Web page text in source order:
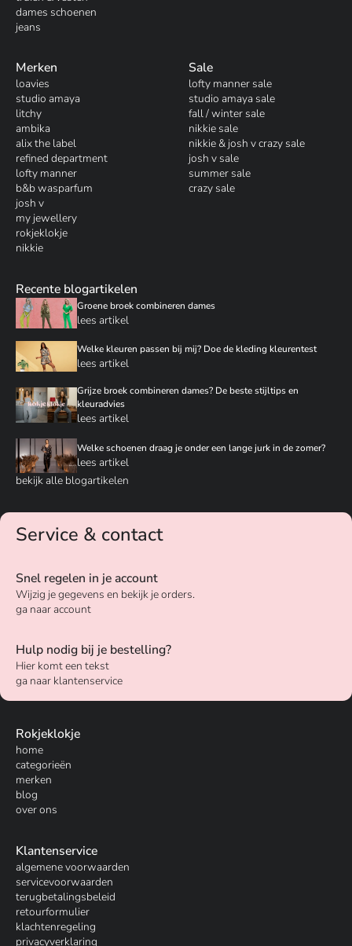
dames schoenen
jeans
Merken
loavies
studio amaya
litchy
ambika
alix the label
refined department
lofty manner
b&b wasparfum
josh v
my jewellery
rokjeklokje
nikkie
Sale
lofty manner sale
studio amaya sale
fall / winter sale
nikkie sale
nikkie & josh v crazy sale
josh v sale
summer sale
crazy sale
Recente blogartikelen
Groene broek combineren dames
lees artikel
Welke kleuren passen bij mij? Doe de kleding kleurentest
lees artikel
Grijze broek combineren dames? De beste stijltips en
kleuradvies
lees artikel
Welke schoenen draag je onder een lange jurk in de zomer?
lees artikel
bekijk alle blogartikelen
Service & contact
Snel regelen in je account
Wijzig je gegevens en bekijk je orders.
ga naar account
Hulp nodig bij je bestelling?
Hier komt een tekst
ga naar klantenservice
Rokjeklokje
home
categorieën
merken
blog
over ons
Klantenservice
algemene voorwaarden
servicevoorwaarden
terugbetalingsbeleid
retourformulier
klachtenregeling
privacyverklaring